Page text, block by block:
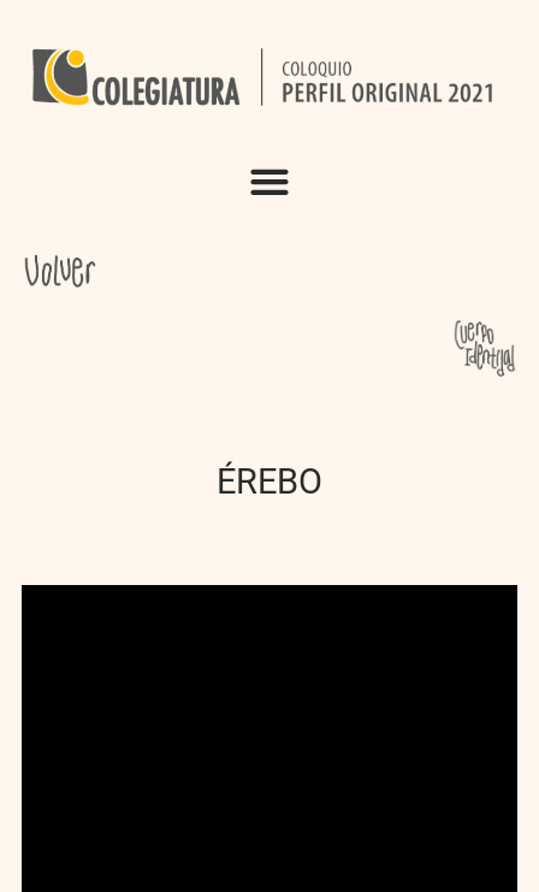
ÉREBO